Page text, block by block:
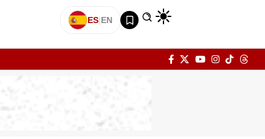
ES|EN